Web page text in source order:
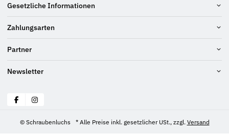
Gesetzliche Informationen
Zahlungsarten
Partner
Newsletter
© Schraubenluchs * Alle Preise inkl. gesetzlicher USt., zzgl. Versand